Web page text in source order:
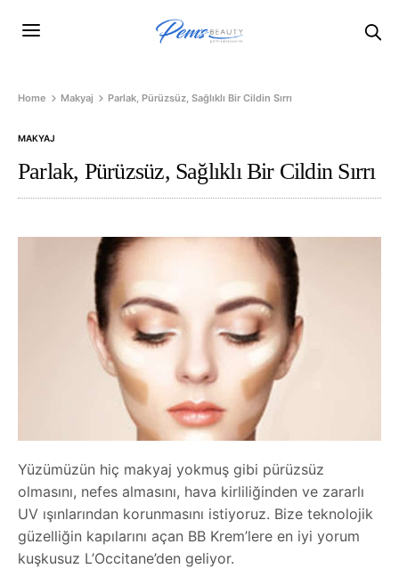
Home Makyaj Parlak, Pürüzsüz, Sağlıklı Bir Cildin Sırrı
MAKYAJ
Parlak, Pürüzsüz, Sağlıklı Bir Cildin Sırrı
Yüzümüzün hiç makyaj yokmuş gibi pürüzsüz
olmasını, nefes almasını, hava kirliliğinden ve zararlı
UV ışınlarından korunmasını istiyoruz. Bize teknolojik
güzelliğin kapılarını açan BB Krem’lere en iyi yorum
kuşkusuz L’Occitane’den geliyor.